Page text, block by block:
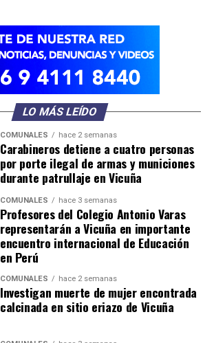
LO MÁS LEÍDO
COMUNALES hace 2 semanas
Carabineros detiene a cuatro personas
por porte ilegal de armas y municiones
durante patrullaje en Vicuña
COMUNALES hace 3 semanas
Profesores del Colegio Antonio Varas
representarán a Vicuña en importante
encuentro internacional de Educación
en Perú
COMUNALES hace 2 semanas
Investigan muerte de mujer encontrada
calcinada en sitio eriazo de Vicuña